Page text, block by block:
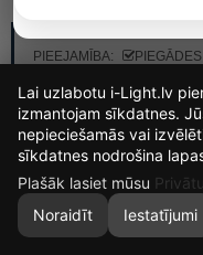
PIEEJAMĪBA:
KRĀSA
13
DIENAS
8
STUNDAS
Lai uzlabotu i-Light.lv
izmantojam sīkdatnes.
nepieciešamās vai
sīkdatnes nodrošina
Plašāk lasiet mūsu
Noraidīt
Iestatījumi